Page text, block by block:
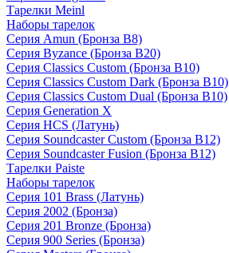
Тарелки Meinl
Наборы тарелок
Серия Amun (Бронза B8)
Серия Byzance (Бронза B20)
Серия Classics Custom (Бронза B10)
Серия Classics Custom Dark (Бронза B10)
Серия Classics Custom Dual (Бронза B10)
Серия Generation X
Серия HCS (Латунь)
Серия Soundcaster Custom (Бронза B12)
Серия Soundcaster Fusion (Бронза B12)
Тарелки Paiste
Наборы тарелок
Серия 101 Brass (Латунь)
Серия 2002 (Бронза)
Серия 201 Bronze (Бронза)
Серия 900 Series (Бронза)